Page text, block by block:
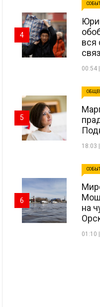
вся
00:54
4
18:03
5
на
01:10
6